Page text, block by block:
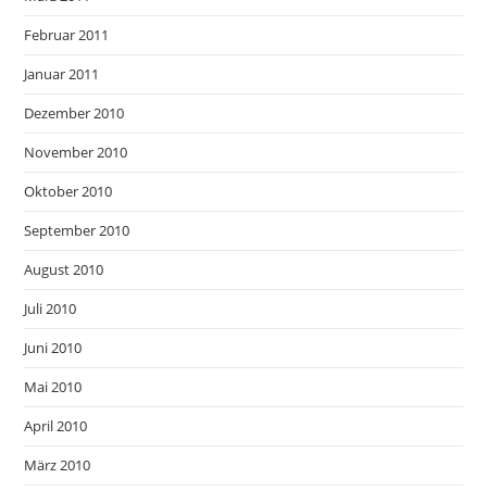
Februar 2011
Januar 2011
Dezember 2010
November 2010
Oktober 2010
September 2010
August 2010
Juli 2010
Juni 2010
Mai 2010
April 2010
März 2010